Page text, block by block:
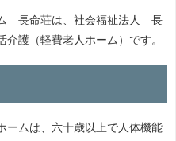
長命荘は、社会福祉法人 長
護（軽費老人ホーム）です。
ームは、六十歳以上で人体機能